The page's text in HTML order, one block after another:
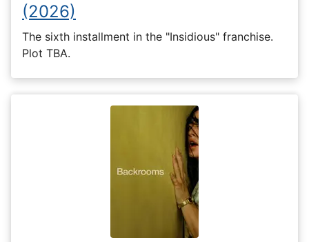
(2026)
The sixth installment in the "Insidious" franchise.
Plot TBA.